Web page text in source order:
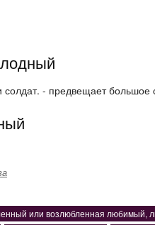
- предвещает большое
или возлюбленная любимый,